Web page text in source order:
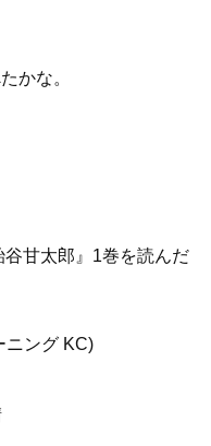
かな。
甘太郎』1巻を読んだ
ニング KC)